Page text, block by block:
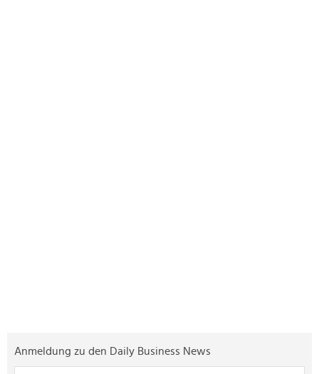
Anmeldung zu den Daily Business News